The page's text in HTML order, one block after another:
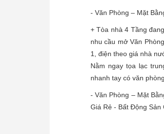
- Văn Phòng – Mặt
+ Tòa nhà 4 Tầng
nhu cầu mở Văn
1, điện theo giá nhà
Nằm ngay tọa lạc
nhanh tay có văn
- Văn Phòng – Mặt
Giá Rẻ - Bất Động Sản